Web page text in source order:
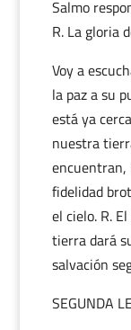
Salmo
R. La gloria
Voy a
la paz a su
está ya
nuestra
encuentran,
fidelidad
el cielo. R.
tierra dará
salvación
SEGUNDA